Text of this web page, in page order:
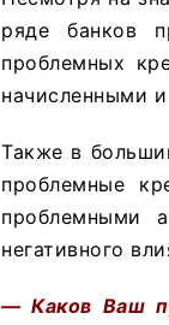
ряде банков
проблемных
начисленными
Также в
проблемные
проблемными
негативного
— Каков Ваш